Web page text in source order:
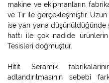
makine ve ekipmanların
ve Tır ile gerçekleşmiştir.
ise yan yana
hattı ile çok nadide
Tesisleri doğmuştur.
Hitit Seramik
adlandırılmasının sebebi